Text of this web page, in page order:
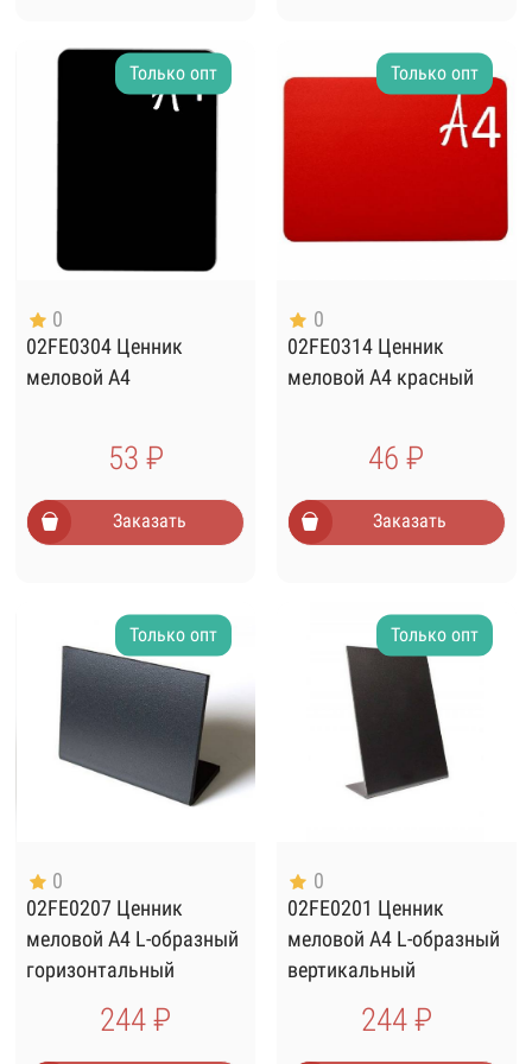
Только опт
0
02FE0304 Ценник
меловой А4
53 ₽
Заказать
Только опт
0
02FE0314 Ценник
меловой А4 красный
46 ₽
Заказать
Только опт
0
02FE0207 Ценник
меловой А4 L-образный
горизонтальный
244 ₽
Только опт
0
02FE0201 Ценник
меловой А4 L-образный
вертикальный
244 ₽